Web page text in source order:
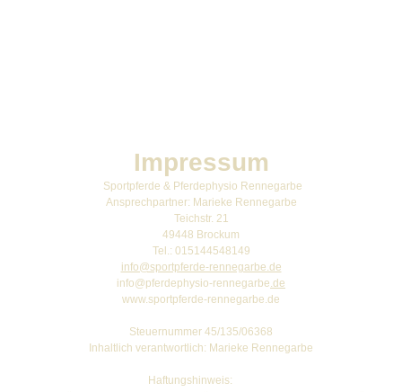
Impressum
Sportpferde & Pferdephysio Rennegarbe
Ansprechpartner: Marieke Rennegarbe
Teichstr. 21
49448 Brockum
Tel.: 015144548149
info@sportpferde-rennegarbe.de
info@pferdephysio-rennegarbe .de
www.sportpferde-rennegarbe.de
Steuernummer 45/135/06368
Inhaltlich verantwortlich: Marieke Rennegarbe
Haftungshinweis: